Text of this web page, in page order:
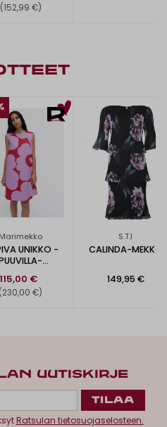
(152,99 €)
Marimekko
UNIKKO -
115,00 €
(230,00 €)
S.T.I
CALINDA-MEKKO
149,95 €
UUTISKIRJE
Ratsulan tietosuojaselosteen.